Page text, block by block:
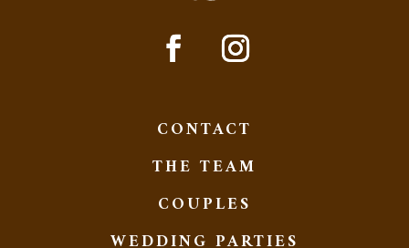
CONTACT
THE TEAM
COUPLES
WEDDING PARTIES